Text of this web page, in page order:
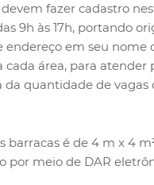
fazer cadastro
9h às 17h, portando
em seu nome
cada área, para atender
da quantidade de
barracas é de 4 m x 4
por meio de DAR